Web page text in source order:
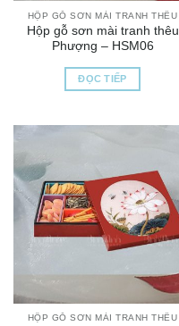
HỘP GỖ SƠN MÀI TRANH THÊU
Hộp gỗ sơn mài tranh thêu
Phượng – HSM06
ĐỌC TIẾP
HỘP GỖ SƠN MÀI TRANH THÊU